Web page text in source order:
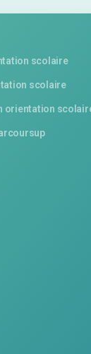
scolaire
scolaire
orientation